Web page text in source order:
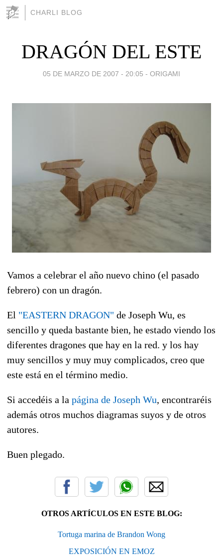
CHARLI BLOG
DRAGÓN DEL ESTE
05 DE MARZO DE 2007 - 20:05 - ORIGAMI
Vamos a celebrar el año nuevo chino (el pasado
febrero) con un dragón.
El "EASTERN DRAGON" de Joseph Wu, es
sencillo y queda bastante bien, he estado viendo los
diferentes dragones que hay en la red. y los hay
muy sencillos y muy muy complicados, creo que
este está en el término medio.
Si accedéis a la página de Joseph Wu, encontraréis
además otros muchos diagramas suyos y de otros
autores.
Buen plegado.
OTROS ARTÍCULOS EN ESTE BLOG:
Tortuga marina de Brandon Wong
EXPOSICIÓN EN EMOZ